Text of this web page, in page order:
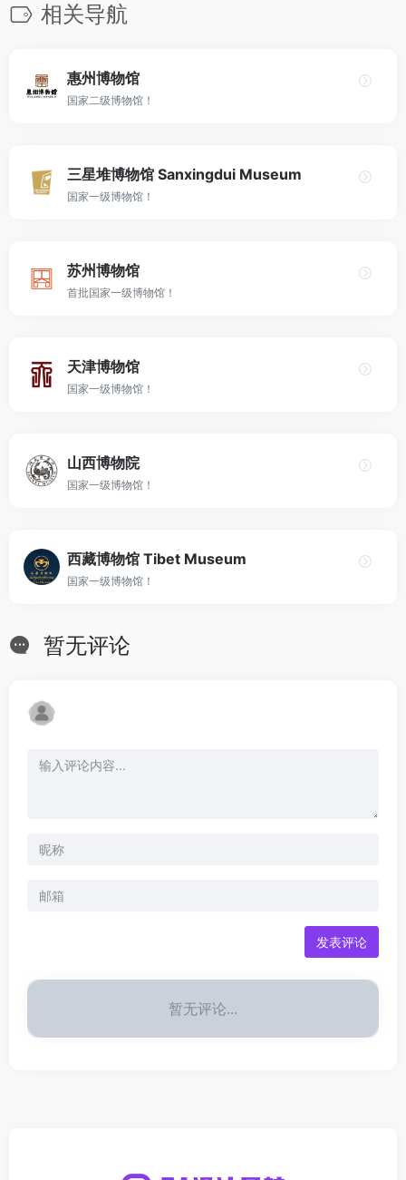
相关导航
惠州博物馆
国家二级博物馆！
三星堆博物馆 Sanxingdui Museum
国家一级博物馆！
苏州博物馆
首批国家一级博物馆！
天津博物馆
国家一级博物馆！
山西博物院
国家一级博物馆！
西藏博物馆 Tibet Museum
国家一级博物馆！
暂无评论
发表评论
暂无评论...